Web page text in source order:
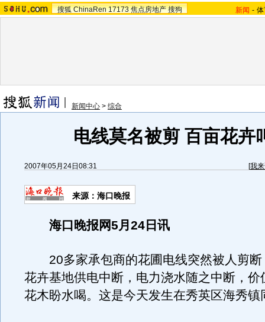
搜狐 ChinaRen 17173 焦点房地产 搜狗 新闻 -
新闻中心 > 综合
电线莫名被剪 百亩花卉
2007年05月24日08:31 [我
来源：海口晚报
海口晚报网5月24日讯
20多家承包商的花圃电线突然被人剪断
花卉基地供电中断，电力浇水随之中断，价
花木盼水喝。这是今天发生在秀英区海秀镇